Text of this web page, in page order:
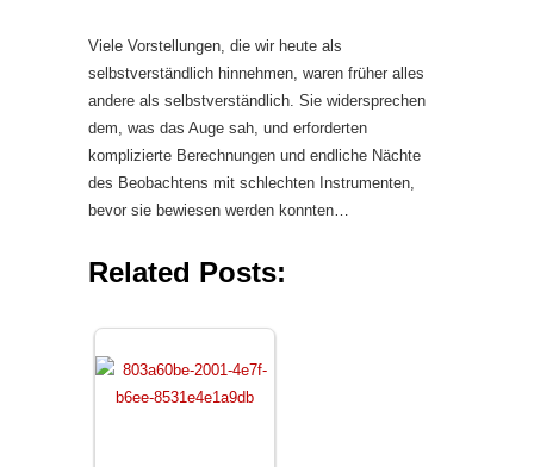
Viele Vorstellungen, die wir heute als
selbstverständlich hinnehmen, waren früher alles
andere als selbstverständlich. Sie widersprechen
dem, was das Auge sah, und erforderten
komplizierte Berechnungen und endliche Nächte
des Beobachtens mit schlechten Instrumenten,
bevor sie bewiesen werden konnten…
Related Posts: